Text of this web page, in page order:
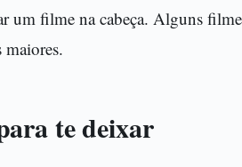
um filme na cabeça. Alguns
maiores.
te deixar